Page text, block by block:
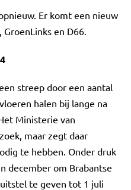
Er komt een nieuw
GroenLinks en D66.
streep door een aantal
halen bij lange na
Ministerie van
maar zegt daar
te hebben. Onder druk
december om Brabantse
te geven tot 1 juli